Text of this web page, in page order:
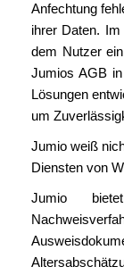
Anfechtung
ihrer Daten. Im
dem Nutzer
Jumios AGB
Lösungen
um
Jumio weiß
Diensten von
Jumio